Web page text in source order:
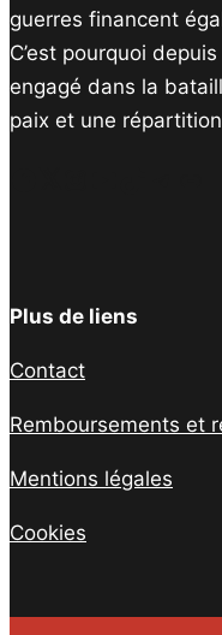
guerres financent
C’est pourquoi
engagé dans la
paix et une
Plus de liens
Contact
Remboursements et
Mentions légales
Cookies